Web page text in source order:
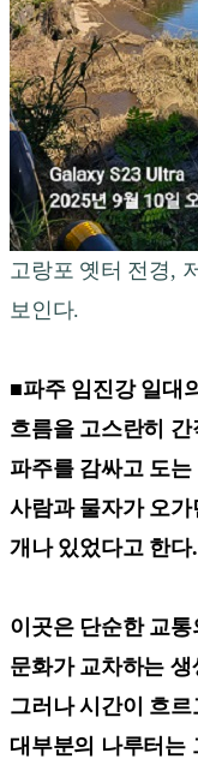
고랑포 옛터 전경,
보인다.
■파주 임진강 일대
흐름을 고스란히
파주를 감싸고 도
사람과 물자가 오가
개나 있었다고 한다.
이곳은 단순한 교통
문화가 교차하는
그러나 시간이 흐
대부분의 나루터는